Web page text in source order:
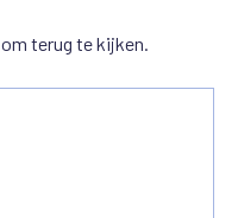
om terug te kijken.